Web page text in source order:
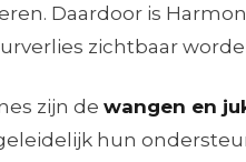
Daardoor is
zichtbaar
zijn de wangen en
hun